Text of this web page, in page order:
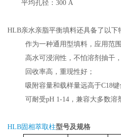
平均孔径：300 Å
HLB亲水亲脂平衡填料还具备了以下
 作为一种通用型填料，应用范
 高水可浸润性，不怕溶剂抽干
 回收率高，重现性好；
 吸附容量和载样量远高于C18键
 可耐受pH 1-14 ，兼容大多数溶
HLB固相萃取柱型号及规格